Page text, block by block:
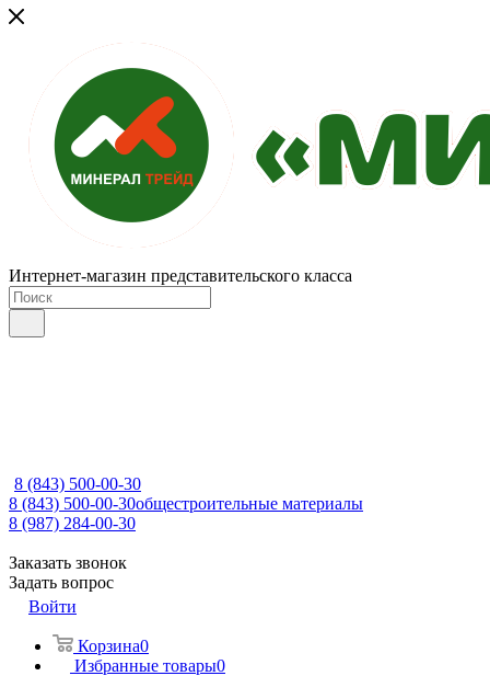
Интернет-магазин представительского класса
8 (843) 500-00-30
8 (843) 500-00-30общестроительные материалы
8 (987) 284-00-30
Заказать звонок
Задать вопрос
Войти
Корзина0
Избранные товары0